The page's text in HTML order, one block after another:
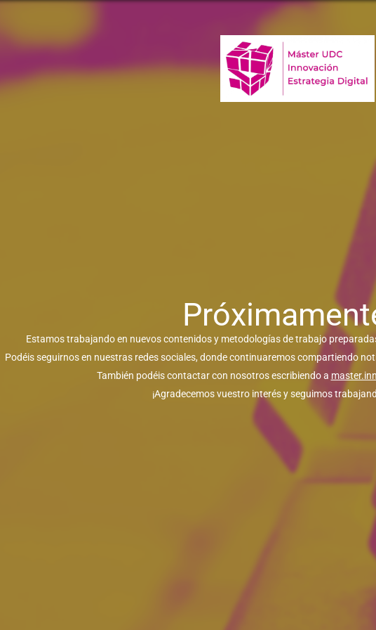
Estamos trabajando en nuevos contenidos y metodologías de trabajo
Podéis seguirnos en nuestras redes sociales, donde continuaremos compartiendo
También podéis contactar con nosotros escribiendo a
¡Agradecemos vuestro interés y seguimos